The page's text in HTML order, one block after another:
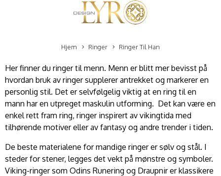
Hjem Ringer Ringer Til Han
Her finner du ringer til menn. Menn er blitt mer bevisst på
hvordan bruk av ringer supplerer antrekket og markerer en
personlig stil. Det er selvfølgelig viktig at en ring til en
mann har en utpreget maskulin utforming. Det kan være en
enkel rett fram ring, ringer inspirert av vikingtida med
tilhørende motiver eller av fantasy og andre trender i tiden.
De beste materialene for mandige ringer er sølv og stål. I
steder for stener, legges det vekt på mønstre og symboler.
Viking-ringer som Odins Runering og Draupnir er klassikere